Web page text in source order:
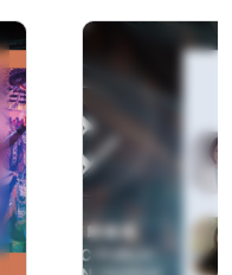
壇Session 2